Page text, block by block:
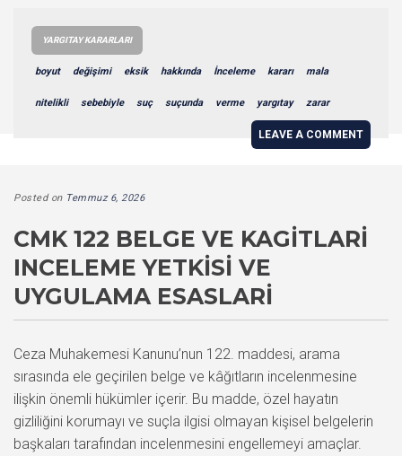
YARGITAY KARARLARI
boyut değişimi eksik hakkında İnceleme kararı mala
nitelikli sebebiyle suç suçunda verme yargıtay zarar
LEAVE A COMMENT
Posted on Temmuz 6, 2026
CMK 122 BELGE VE KAGITLARI
INCELEME YETKISI VE
UYGULAMA ESASLARI
Ceza Muhakemesi Kanunu’nun 122. maddesi, arama
sırasında ele geçirilen belge ve kâğıtların incelenmesine
ilişkin önemli hükümler içerir. Bu madde, özel hayatın
gizliliğini korumayı ve suçla ilgisi olmayan kişisel belgelerin
başkaları tarafından incelenmesini engellemeyi amaçlar.